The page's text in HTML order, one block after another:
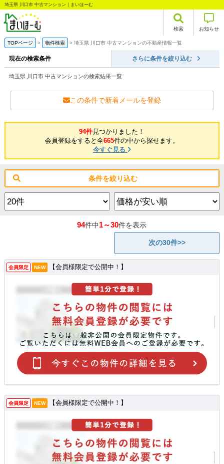
埼玉県 川口市 中古マンション｜まいほーむ
検索 お知らせ
TOPページ 物件検索 埼玉県 川口市 中古マンションの不動産情報一覧
現在の検索条件 さらに条件を絞り込む
埼玉県 川口市 中古マンションの検索結果一覧
この条件で新着メールを登録
94件見つかりました！
会員登録をすると全665件の中から探せます。
今すぐ見る
条件を絞り込む
94件中1～30件を表示
次の30件>>
会員限定 NEW 【会員様限定で公開中！】
会員限定 NEW 【会員様限定で公開中！】